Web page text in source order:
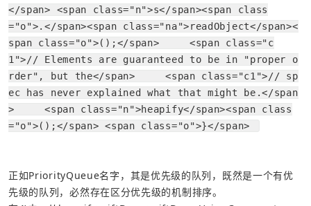
</span> <span class="n">s</span><span class
="o">.</span><span class="na">readObject</span><
span class="o">();</span>     <span class="c
1">// Elements are guaranteed to be in "proper o
rder", but the</span>     <span class="c1">// sp
ec has never explained what that might be.</span
>     <span class="n">heapify</span><span class
="o">();</span> <span class="o">}</span>
正如PriorityQueue名字，其是优先级的队列，既然是一个有优
先级的队列，必然存在区分优先级的机制排序。